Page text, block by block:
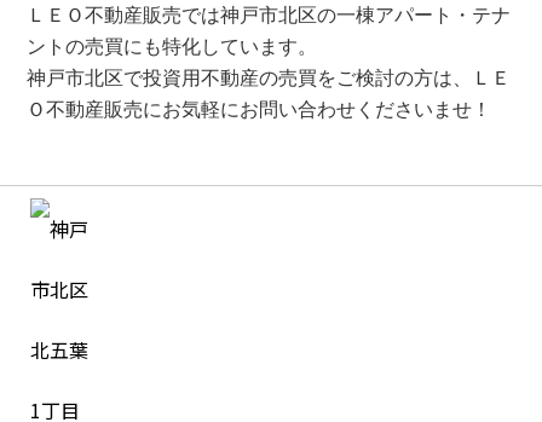
ＬＥＯ不動産販売では神戸市北区の一棟アパート・テナ
ントの売買にも特化しています。
神戸市北区で投資用不動産の売買をご検討の方は、ＬＥ
Ｏ不動産販売にお気軽にお問い合わせくださいませ！